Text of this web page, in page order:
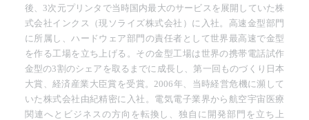
後、3次元プリンタで当時国内最大のサービスを展開していた株
式会社インクス（現ソライズ株式会社）に入社。高速金型部門
に所属し、ハードウェア部門の責任者として世界最高速で金型
を作る工場を立ち上げる。その金型工場は世界の携帯電話試作
金型の3割のシェアを取るまでに成長し、第一回ものづくり日本
大賞、経済産業大臣賞を受賞。2006年、当時経営危機に瀕して
いた株式会社由紀精密に入社。電気電子業界から航空宇宙医療
関連へとビジネスの方向を転換し、独自に開発部門を立ち上